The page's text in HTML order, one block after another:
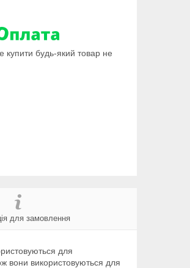
купити будь-який товар не
для замовлення
для
вони використовуються для